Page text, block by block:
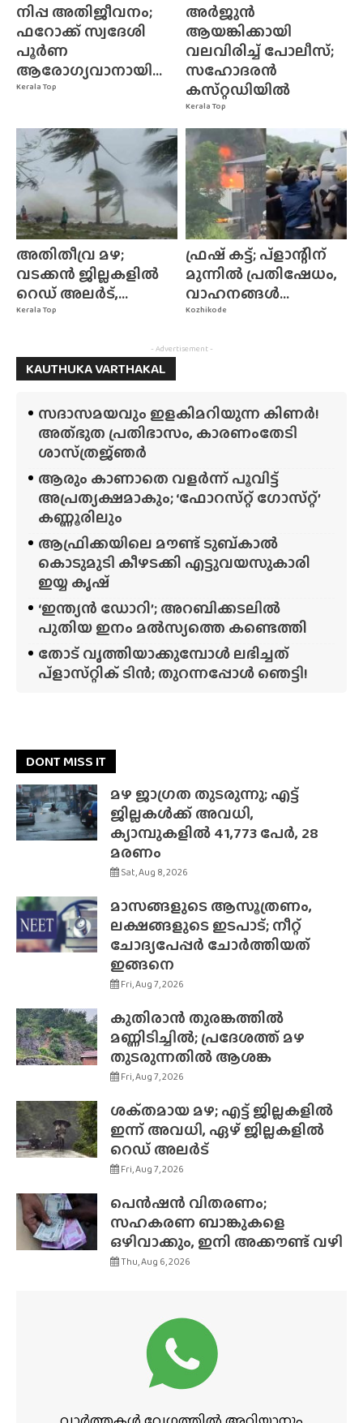
Kerala Top
നിപ്പ അതിജീവനം;
ഫറോക്ക് സ്വദേശി
പൂർണ
ആരോഗ്യവാനായി...
Kerala Top
അർജുൻ
ആയങ്കിക്കായി
വലവിരിച്ച് പോലീസ്;
സഹോദരൻ
കസ്‌റ്റഡിയിൽ
Kerala Top
അതിതീവ്ര മഴ;
വടക്കൻ ജില്ലകളിൽ
റെഡ് അലർട്,...
Kozhikode
ഫ്രഷ് കട്ട്; പ്ളാന്റിന്
മുന്നിൽ പ്രതിഷേധം,
വാഹനങ്ങൾ...
- Advertisement -
KAUTHUKA VARTHAKAL
സദാസമയവും ഇളകിമറിയുന്ന കിണർ!
അത്‌ഭുത പ്രതിഭാസം, കാരണംതേടി
ശാസ്‌ത്രജ്‌ഞർ
ആരും കാണാതെ വളർന്ന് പൂവിട്ട്
അപ്രത്യക്ഷമാകും; ‘ഫോറസ്‌റ്റ്‌ ഗോസ്‌റ്റ്’
കണ്ണൂരിലും
ആഫ്രിക്കയിലെ മൗണ്ട് ടുബ്‌കാൽ
കൊടുമുടി കീഴടക്കി എട്ടുവയസുകാരി
ഇയ്യ കൃഷ്
‘ഇന്ത്യൻ ഡോറി’; അറബിക്കടലിൽ
പുതിയ ഇനം മൽസ്യത്തെ കണ്ടെത്തി
തോട് വൃത്തിയാക്കുമ്പോൾ ലഭിച്ചത്
പ്‌ളാസ്‌റ്റിക് ടിൻ; തുറന്നപ്പോൾ ഞെട്ടി!
DONT MISS IT
മഴ ജാഗ്രത തുടരുന്നു; എട്ട്
ജില്ലകൾക്ക് അവധി,
ക്യാമ്പുകളിൽ 41,773 പേർ, 28
മരണം
Sat, Aug 8, 2026
മാസങ്ങളുടെ ആസൂത്രണം,
ലക്ഷങ്ങളുടെ ഇടപാട്; നീറ്റ്
ചോദ്യപേപ്പർ ചോർത്തിയത്
ഇങ്ങനെ
Fri, Aug 7, 2026
കുതിരാൻ തുരങ്കത്തിൽ
മണ്ണിടിച്ചിൽ; പ്രദേശത്ത് മഴ
തുടരുന്നതിൽ ആശങ്ക
Fri, Aug 7, 2026
ശക്‌തമായ മഴ; എട്ട് ജില്ലകളിൽ
ഇന്ന് അവധി, ഏഴ് ജില്ലകളിൽ
റെഡ് അലർട്
Fri, Aug 7, 2026
പെൻഷൻ വിതരണം;
സഹകരണ ബാങ്കുകളെ
ഒഴിവാക്കും, ഇനി അക്കൗണ്ട് വഴി
Thu, Aug 6, 2026